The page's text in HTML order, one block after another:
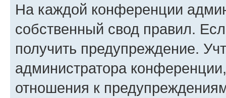
На каждой конференции
собственный свод правил.
получить предупреждение.
администратора
отношения к